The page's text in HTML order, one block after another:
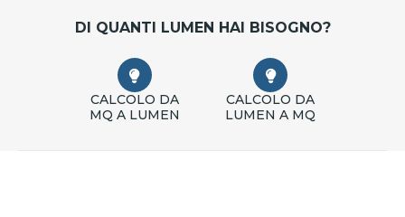
DI QUANTI LUMEN HAI BISOGNO?
CALCOLO DA
MQ A LUMEN
CALCOLO DA
LUMEN A MQ